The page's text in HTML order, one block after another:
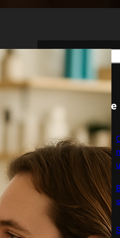
a
r
Neue Beiträge